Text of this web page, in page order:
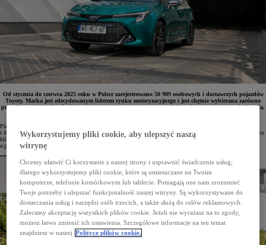
Od stycznia do czerwca 2025 roku w Polsce zarejestrowano 50 909 osobowych i dostawczych pojazdów
Toyoty. Marka jest zdecydowanym liderem rynku motoryzacyjnego i jest chętnie wybierana zarówno
przez firmy, jak i klientów indywidualnych. Samochodem nr 1 w Polsce niezmiennie pozostaje Corolla.
Pierwsze półrocze 2025 roku Toyota zakończyła z wynikiem 50 909 zarejestrowanych aut osobowych
i dostawczych, co zapewniło jej pozycję lidera polskiego rynku z udziałem na poziomie 16%. Tylko w czerwcu
klienci odebrali z salonów Toyoty 7381 egz. Osoby prywatne zarejestrowały 2024 samochody Toyoty,
a przedsiębiorstwa – 5357 aut.
Wykorzystujemy pliki cookie, aby ulepszyć naszą
witrynę
Chcemy ułatwić Ci korzystanie z naszej strony i usprawnić świadczenie usług,
dlatego wykorzystujemy pliki cookie, które są umieszczane na Twoim
komputerze, telefonie komórkowym lub tablecie. Pomagają one nam zrozumieć
Twoje potrzeby i ulepszać funkcjonalność naszej witryny. Są wykorzystywane do
dostarczania usług i narzędzi osób trzecich, a także służą do celów reklamowych.
Zalecamy akceptację wszystkich plików cookie. Jeżeli nie wyrażasz na to zgody,
możesz łatwo zmienić ich ustawienia. Szczegółowe informacje na ten temat
znajdziesz w naszej Polityce plików cookie.